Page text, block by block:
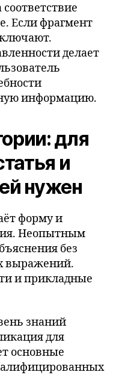
Если фрагмент
делает
информацию.
для
и
нужен
форму и
Неопытным
без
выражений.
и прикладные
знаний
для
основные